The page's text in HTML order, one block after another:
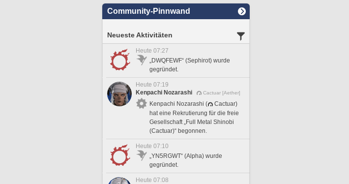
Community-Pinnwand
Neueste Aktivitäten
Heute 07:27
„DWQFEWF“ (Sephirot) wurde
gegründet.
Heute 07:19
Kenpachi Nozarashi
Cactuar [Aether]
Kenpachi Nozarashi (
Cactuar)
hat eine Rekrutierung für die freie
Gesellschaft „Full Metal Shinobi
(Cactuar)“ begonnen.
Heute 07:10
„YN5RGWT“ (Alpha) wurde
gegründet.
Heute 07:08